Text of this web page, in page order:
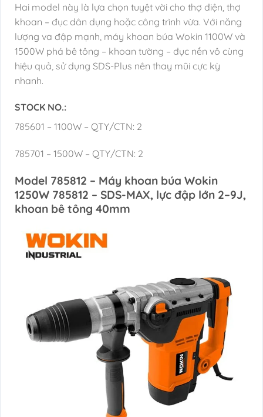
Hai model này là lựa chọn tuyệt vời cho thợ điện, thợ
khoan – đục dân dụng hoặc công trình vừa. Với năng
lượng va đập mạnh, máy khoan búa Wokin 1100W và
1500W phá bê tông – khoan tường – đục nền vô cùng
hiệu quả, sử dụng SDS-Plus nên thay mũi cực kỳ
nhanh.
STOCK NO.:
785601 – 1100W – QTY/CTN: 2
785701 – 1500W – QTY/CTN: 2
Model 785812 – Máy khoan búa Wokin
1250W 785812 – SDS-MAX, lực đập lớn 2–9J,
khoan bê tông 40mm